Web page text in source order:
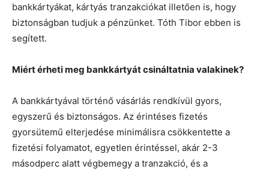
bankkártyákat, kártyás tranzakciókat illetően is, hogy
biztonságban tudjuk a pénzünket. Tóth Tibor ebben is
segített.
Miért érheti meg bankkártyát csináltatnia valakinek?
A bankkártyával történő vásárlás rendkívül gyors,
egyszerű és biztonságos. Az érintéses fizetés
gyorsütemű elterjedése minimálisra csökkentette a
fizetési folyamatot, egyetlen érintéssel, akár 2-3
másodperc alatt végbemegy a tranzakció, és a